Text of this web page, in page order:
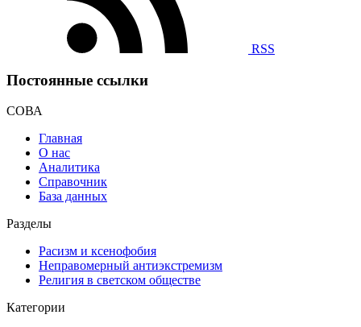
RSS
Постоянные ссылки
СОВА
Главная
О нас
Аналитика
Справочник
База данных
Разделы
Расизм и ксенофобия
Неправомерный антиэкстремизм
Религия в светском обществе
Категории